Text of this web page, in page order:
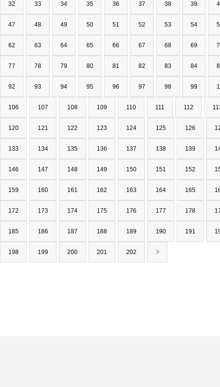
32 33 34 35 36 37 38 39
47 48 49 50 51 52 53 54
62 63 64 65 66 67 68 69
77 78 79 80 81 82 83 84
92 93 94 95 96 97 98 99
106 107 108 109 110 111 112
120 121 122 123 124 125 126
133 134 135 136 137 138 139
146 147 148 149 150 151 152
159 160 161 162 163 164 165
172 173 174 175 176 177 178
185 186 187 188 189 190 191
198 199 200 201 202